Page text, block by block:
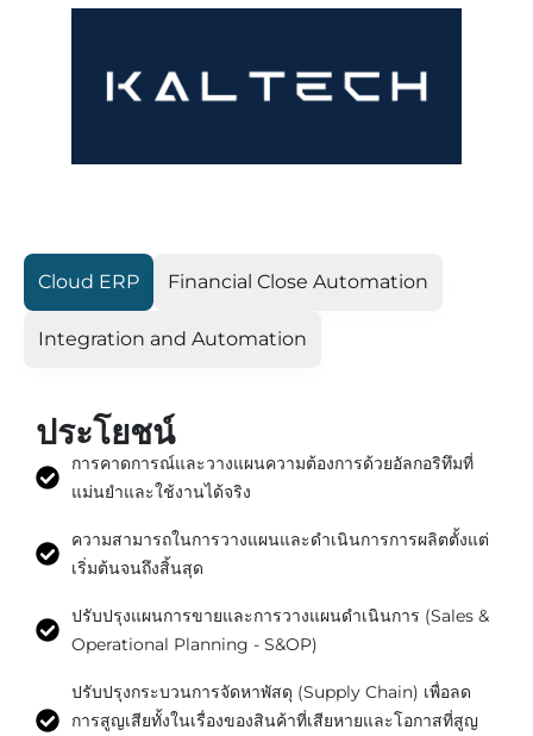
Cloud ERP Financial Close Automation
Integration and Automation
ประโยชน์
การคาดการณ์และวางแผนความต้องการด้วยอัลกอริทึมที่
แม่นยำและใช้งานได้จริง
ความสามารถในการวางแผนและดำเนินการการผลิตตั้งแต่
เริ่มต้นจนถึงสิ้นสุด
ปรับปรุงแผนการขายและการวางแผนดำเนินการ (Sales &
Operational Planning - S&OP)
ปรับปรุงกระบวนการจัดหาพัสดุ (Supply Chain) เพื่อลด
การสูญเสียทั้งในเรื่องของสินค้าที่เสียหายและโอกาสที่สูญ